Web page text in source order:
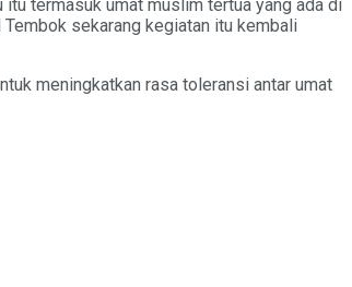
termasuk umat muslim tertua yang ada di
sekarang kegiatan itu kembali
meningkatkan rasa toleransi antar umat